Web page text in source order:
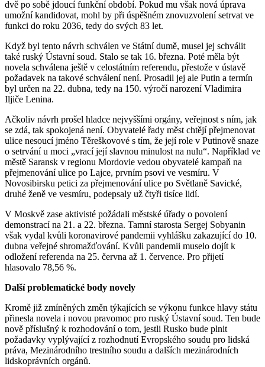
dvě po sobě jdoucí funkční období. Pokud mu však nová úprava
umožní kandidovat, mohl by při úspěšném znovuzvolení setrvat ve
funkci do roku 2036, tedy do svých 83 let.
Když byl tento návrh schválen ve Státní dumě, musel jej schválit
také ruský Ústavní soud. Stalo se tak 16. března. Poté měla být
novela schválena ještě v celostátním referendu, přestože v ústavě
požadavek na takové schválení není. Prosadil jej ale Putin a termín
byl určen na 22. dubna, tedy na 150. výročí narození Vladimira
Iljiče Lenina.
Ačkoliv návrh prošel hladce nejvyššími orgány, veřejnost s ním, jak
se zdá, tak spokojená není. Obyvatelé řady měst chtějí přejmenovat
ulice nesoucí jméno Těreškovové s tím, že její role v Putinově snaze
o setrvání u moci „vrací její slavnou minulost na nulu“. Například ve
městě Saransk v regionu Mordovie vedou obyvatelé kampaň na
přejmenování ulice po Lajce, prvním psovi ve vesmíru. V
Novosibirsku petici za přejmenování ulice po Světlaně Savické,
druhé ženě ve vesmíru, podepsaly už čtyři tisíce lidí.
V Moskvě zase aktivisté požádali městské úřady o povolení
demonstrací na 21. a 22. března. Tamní starosta Sergej Sobyanin
však vydal kvůli koronavirové pandemii vyhlášku zakazující do 10.
dubna veřejné shromažďování. Kvůli pandemii muselo dojít k
odložení referenda na 25. června až 1. července. Pro přijetí
hlasovalo 78,56 %.
Další problematické body novely
Kromě již zmíněných změn týkajících se výkonu funkce hlavy státu
přinesla novela i novou pravomoc pro ruský Ústavní soud. Ten bude
nově příslušný k rozhodování o tom, jestli Rusko bude plnit
požadavky vyplývající z rozhodnutí Evropského soudu pro lidská
práva, Mezinárodního trestního soudu a dalších mezinárodních
lidskoprávních orgánů.